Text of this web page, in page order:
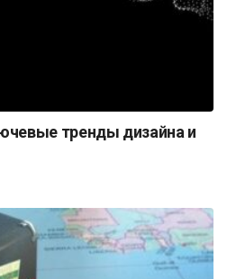
тренды дизайна и